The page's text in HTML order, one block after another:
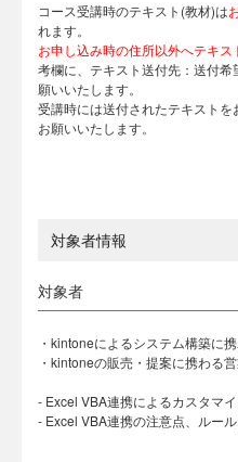
コース受講時のテキスト(教材)は
れます。
お申し込み時の住所以外へテキ
考欄に、テキスト送付先：送付
願いいたします。
受講時には送付されたテキスト
お願いいたします。
対象者情報
対象者
・kintoneによるシステム構築に
・kintoneの販売・提案に携わる
- Excel VBA連携によるカスタマ
- Excel VBA連携の注意点、ルー